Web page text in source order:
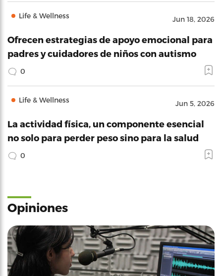
Life & Wellness Jun 18, 2026
Ofrecen estrategias de apoyo emocional para
padres y cuidadores de niños con autismo
0
Life & Wellness Jun 5, 2026
La actividad física, un componente esencial
no solo para perder peso sino para la salud
0
Opiniones